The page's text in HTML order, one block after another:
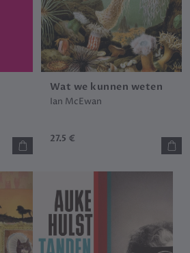
Wat we kunnen weten
Ian McEwan
27.5 €